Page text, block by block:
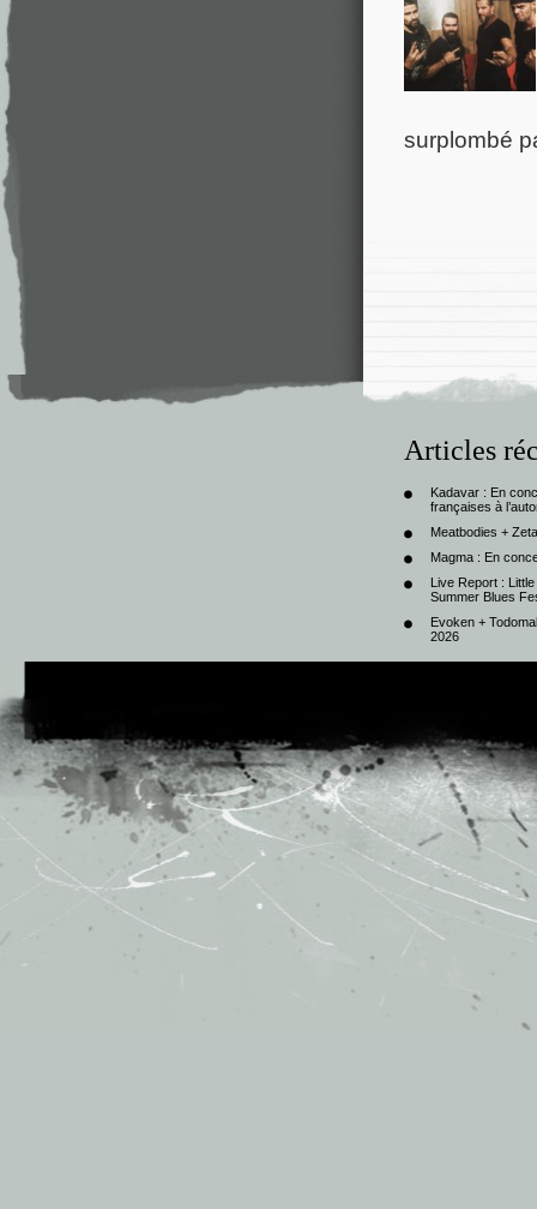
surplombé
Articles
Kadavar : En
françaises à
Meatbodies +
Magma : En
Live Report :
Summer Blues
Evoken +
2026